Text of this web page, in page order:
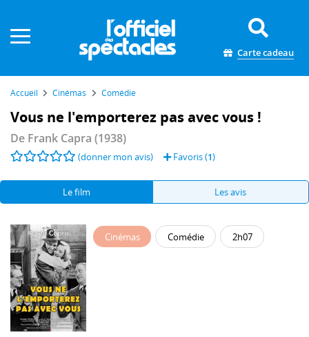
Carte cadeau
Accueil Cinémas Comédie
Vous ne l'emporterez pas avec vous !
De Frank Capra (1938)
(donner mon avis) Favoris (1)
Le film Les avis
Cinémas Comédie 2h07